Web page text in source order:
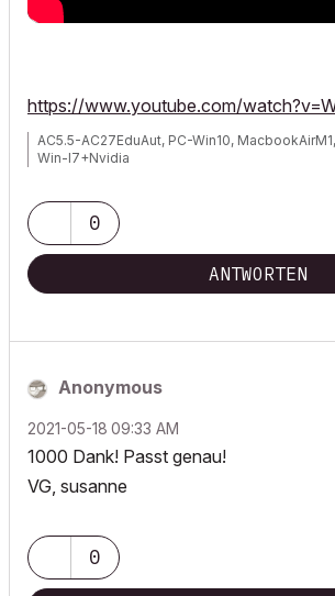
https://www.youtube.com/
AC5.5-AC27EduAut, PC-Win10,
Win-I7+Nvidia
0
ANTWORTEN
Anonymous
‎2021-05-18 09:33 AM
1000 Dank! Passt genau!
VG, susanne
0